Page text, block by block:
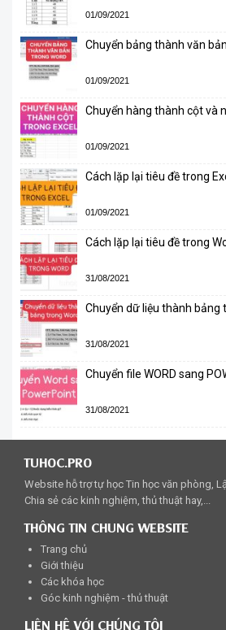
01/09/2021
Chuyển bảng thành văn
01/09/2021
Chuyển hàng thành cột và
01/09/2021
Cách lặp lại tiêu đề trong
01/09/2021
Cách lặp lại tiêu đề trong
31/08/2021
Chuyển dữ liệu thành bảng
31/08/2021
Chuyển file WORD sang
31/08/2021
TUHOC.PRO
Website hỗ trợ tự học Tin học văn phòng,
Chia sẻ các kinh nghiệm, thủ thuật hay,...
THÔNG TIN CHUNG WEBSITE
Trang chủ
Giới thiệu
Các khóa học
Góc kinh nghiệm - thủ thuật
LIÊN HỆ VỚI CHÚNG TÔI